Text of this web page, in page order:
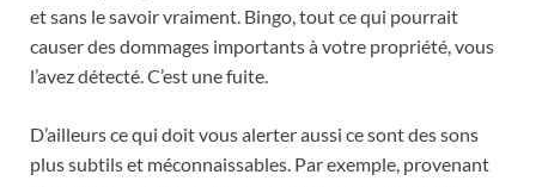
et sans le savoir vraiment. Bingo, tout ce qui pourrait
causer des dommages importants à votre propriété, vous
l’avez détecté. C’est une fuite.
D’ailleurs ce qui doit vous alerter aussi ce sont des sons
plus subtils et méconnaissables. Par exemple, provenant